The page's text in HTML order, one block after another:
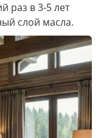
раз в 3-5 лет
слой масла.